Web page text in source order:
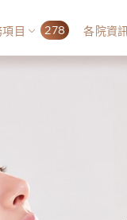
目 278 各院資訊